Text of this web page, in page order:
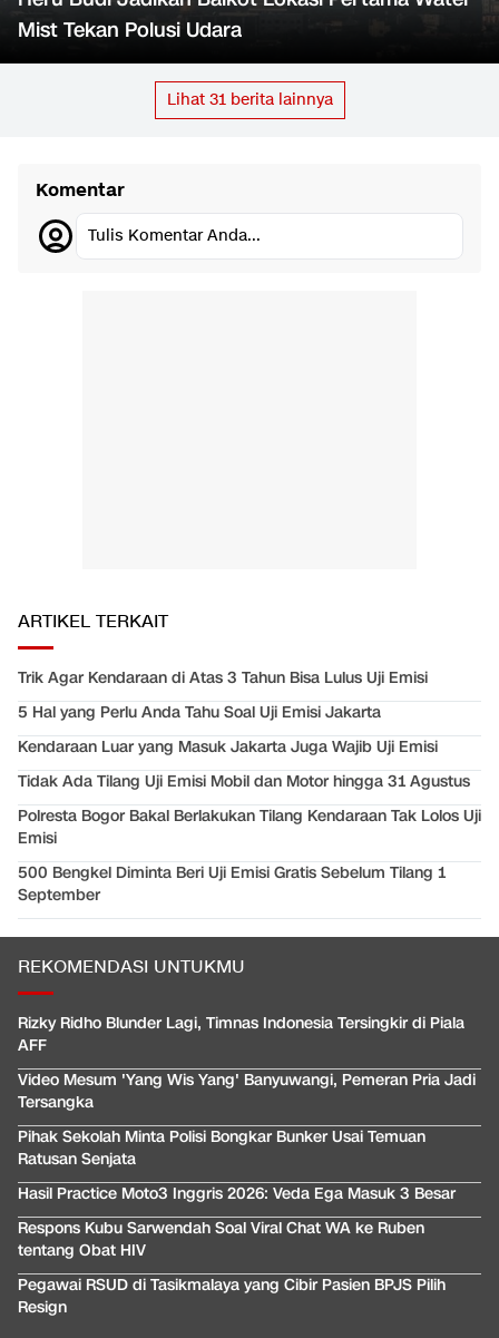
Mist Tekan Polusi Udara
Lihat 31berita lainnya
Komentar
Tulis Komentar Anda...
ARTIKEL TERKAIT
Trik Agar Kendaraan di Atas 3 Tahun Bisa Lulus Uji Emisi
5 Hal yang Perlu Anda Tahu Soal Uji Emisi Jakarta
Kendaraan Luar yang Masuk Jakarta Juga Wajib Uji Emisi
Tidak Ada Tilang Uji Emisi Mobil dan Motor hingga 31 Agustus
Polresta Bogor Bakal Berlakukan Tilang Kendaraan Tak Lolos Uji
Emisi
500 Bengkel Diminta Beri Uji Emisi Gratis Sebelum Tilang 1
September
REKOMENDASI UNTUKMU
Rizky Ridho Blunder Lagi, Timnas Indonesia Tersingkir di Piala
AFF
Video Mesum 'Yang Wis Yang' Banyuwangi, Pemeran Pria Jadi
Tersangka
Pihak Sekolah Minta Polisi Bongkar Bunker Usai Temuan
Ratusan Senjata
Hasil Practice Moto3 Inggris 2026: Veda Ega Masuk 3 Besar
Respons Kubu Sarwendah Soal Viral Chat WA ke Ruben
tentang Obat HIV
Pegawai RSUD di Tasikmalaya yang Cibir Pasien BPJS Pilih
Resign